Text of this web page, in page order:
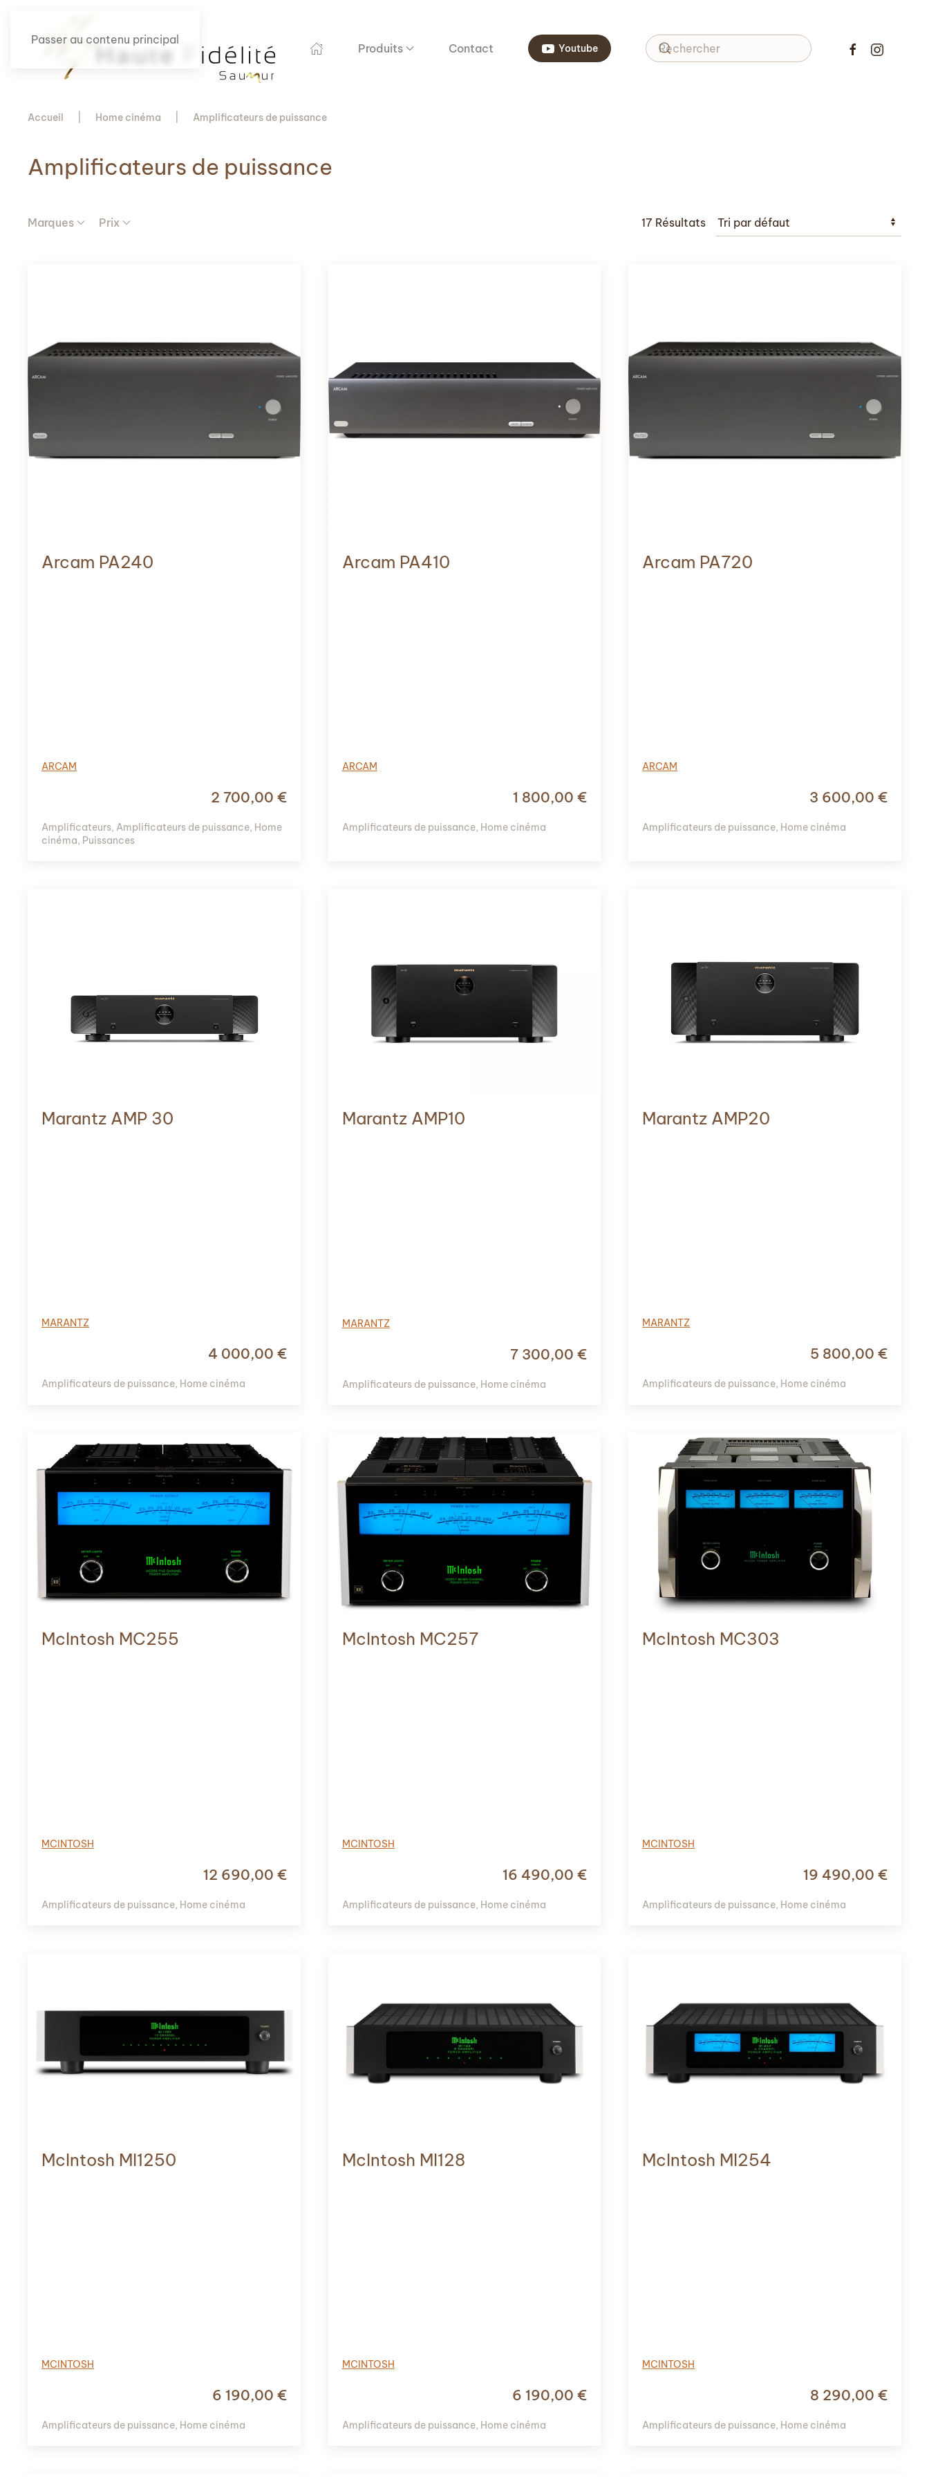
Passer au contenu principal
Produits Contact Youtube
Accueil Home cinéma Amplificateurs de puissance
Amplificateurs de puissance
Marques Prix 17 Résultats
Arcam PA240
ARCAM
2 700,00 €
Amplificateurs, Amplificateurs de puissance, Home
cinéma, Puissances
Arcam PA410
ARCAM
1 800,00€
Amplificateurs de puissance, Home cinéma
Arcam PA720
ARCAM
3 600,00 €
Amplificateurs de puissance, Home cinéma
Marantz AMP 30
MARANTZ
4 000,00 €
Amplificateurs de puissance, Home cinéma
Marantz AMP10
MARANTZ
7 300,00€
Amplificateurs de puissance, Home cinéma
Marantz AMP20
MARANTZ
5 800,00 €
Amplificateurs de puissance, Home cinéma
McIntosh MC255
MCINTOSH
12 690,00 €
Amplificateurs de puissance, Home cinéma
McIntosh MC257
MCINTOSH
16 490,00€
Amplificateurs de puissance, Home cinéma
McIntosh MC303
MCINTOSH
19 490,00 €
Amplificateurs de puissance, Home cinéma
McIntosh MI1250
MCINTOSH
6 190,00 €
Amplificateurs de puissance, Home cinéma
McIntosh MI128
MCINTOSH
6 190,00€
Amplificateurs de puissance, Home cinéma
McIntosh MI254
MCINTOSH
8 290,00 €
Amplificateurs de puissance, Home cinéma